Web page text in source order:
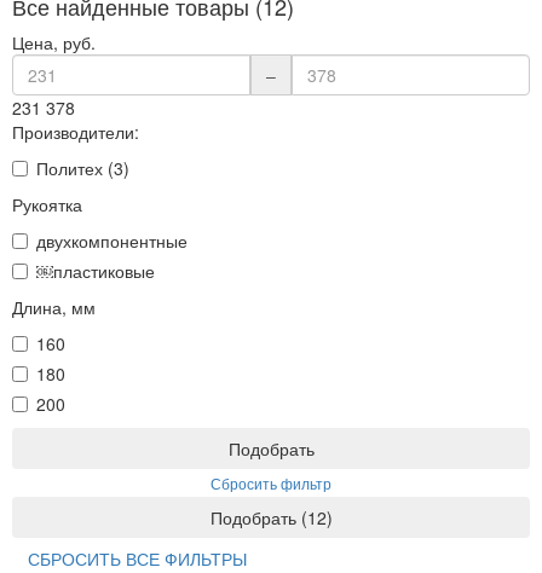
Цена, руб.
–
231 378
Производители:
Политех (3)
Рукоятка
двухкомпонентные
￼пластиковые
Длина, мм
160
180
200
Подобрать
Сбросить фильтр
Подобрать (12)
СБРОСИТЬ ВСЕ ФИЛЬТРЫ